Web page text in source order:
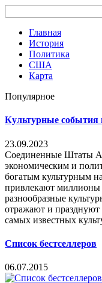
Главная
История
Политика
США
Карта
Популярное
Культурные
23.09.2023
Соединенные Штаты
экономическим и
богатым культурным
привлекают миллионы
разнообразные
отражают и
самых известных
Список бестселлеров
06.07.2015